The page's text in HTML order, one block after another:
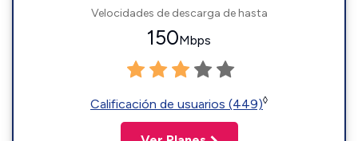
Velocidades de descarga de hasta
150Mbps
Calificación de usuarios (449)◊